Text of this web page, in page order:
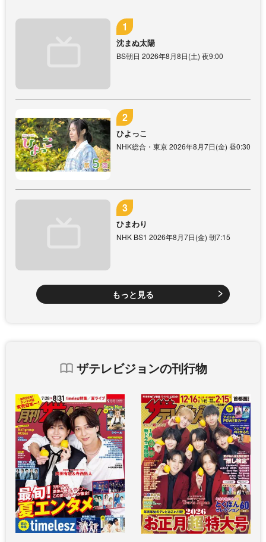
沈まぬ太陽
BS朝日 2026年8月8日(土) 夜9:00
ひよっこ
NHK総合・東京 2026年8月7日(金) 昼0:30
ひまわり
NHK BS1 2026年8月7日(金) 朝7:15
もっと見る
ザテレビジョンの刊行物